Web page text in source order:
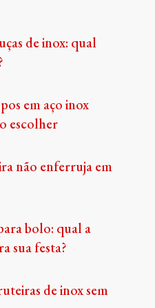
de inox: qual
em aço inox
escolher
não enferruja em
bolo: qual a
sua festa?
de inox sem